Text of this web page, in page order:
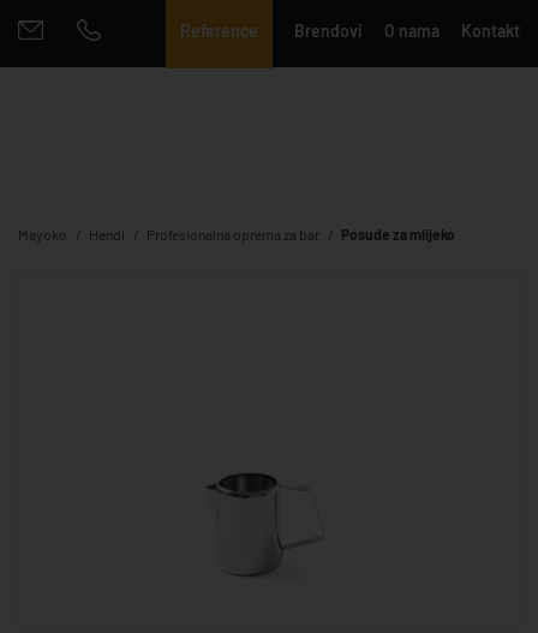
Reference Brendovi O nama Kontakt
Mayoko Hendi Profesionalna oprema za bar Posude za mlijeko